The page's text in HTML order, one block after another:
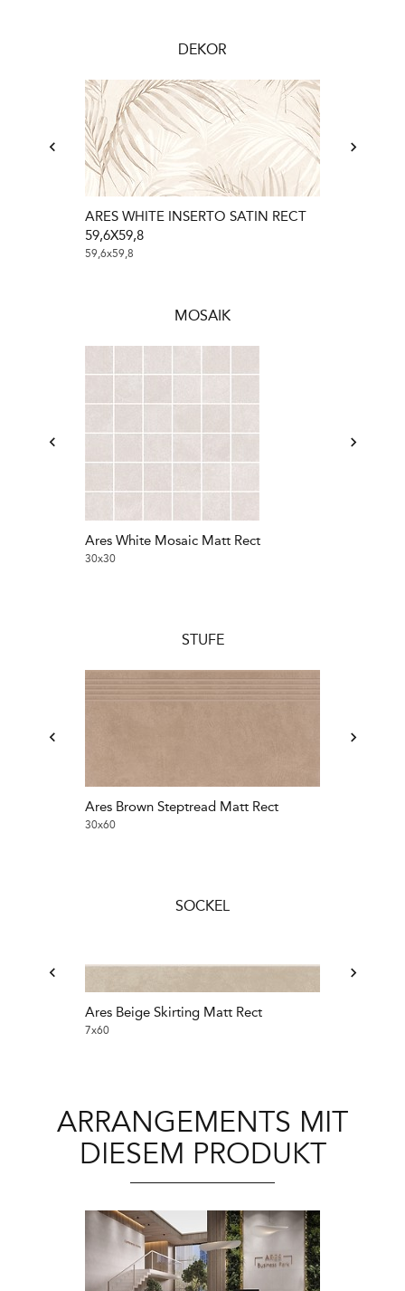
DEKOR
ARES WHITE INSERTO SATIN RECT
59,6X59,8
59,6x59,8
MOSAIK
Ares White Mosaic Matt Rect
30x30
STUFE
Ares Brown Steptread Matt Rect
30x60
SOCKEL
Ares Beige Skirting Matt Rect
7x60
ARRANGEMENTS MIT
DIESEM PRODUKT